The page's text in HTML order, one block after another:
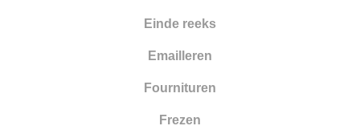
Einde reeks
Emailleren
Fournituren
Frezen